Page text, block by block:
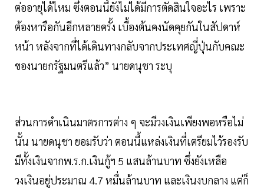
ต่ออายุได้ไหม ซึ่งตอนนี้ยังไม่ได้มีการตัดสินใจอะไร เพราะ
ต้องหารือกันอีกหลายครั้ง เบื้องต้นคงนัดคุยกันในสัปดาห์
หน้า หลังจากที่ได้เดินทางกลับจากประเทศญี่ปุ่นกับคณะ
ของนายกรัฐมนตรีแล้ว” นายดนุชา ระบุ
ส่วนการดำเนินมาตรการต่าง ๆ จะมีวงเงินเพียงพอหรือไม่
นั้น นายดนุชา ยอมรับว่า ตอนนี้แหล่งเงินที่เตรียมไว้รองรับ
มีทั้งเงินจากพ.ร.ก.เงินกู้ฯ 5 แสนล้านบาท ซึ่งยังเหลือ
วงเงินอยู่ประมาณ 4.7 หมื่นล้านบาท และเงินงบกลาง แต่ก็